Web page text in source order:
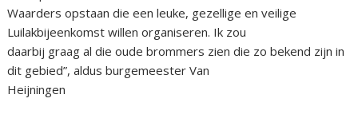
Waarders opstaan die een leuke, gezellige en veilige
Luilakbijeenkomst willen organiseren. Ik zou
daarbij graag al die oude brommers zien die zo bekend zijn in
dit gebied”, aldus burgemeester Van
Heijningen